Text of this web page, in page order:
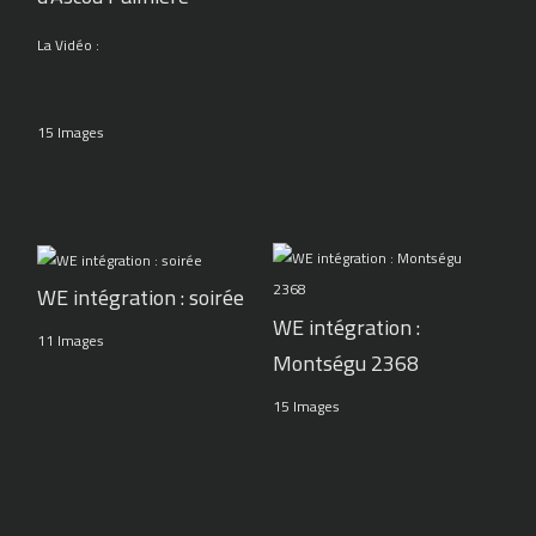
La Vidéo :
15 Images
WE intégration : soirée
11 Images
WE intégration :
Montségu 2368
15 Images